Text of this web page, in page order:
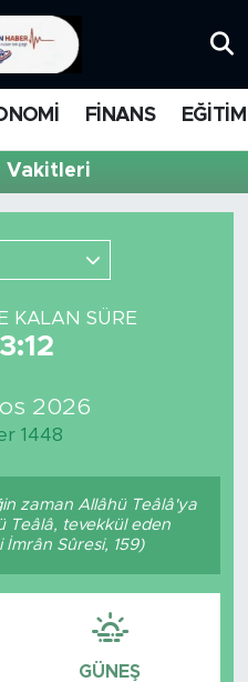
FİNANS EĞİTİM
Vakitleri
KALAN SÜRE
2026
1448
zaman Allâhü Teâlâ'ya
Teâlâ, tevekkül eden
İmrân Sûresi, 159)
GÜNEŞ
ve Fikstür